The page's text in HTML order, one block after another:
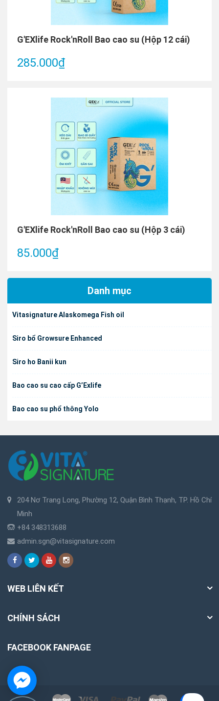
G'EXlife Rock'nRoll Bao cao su (Hộp 12 cái)
285.000₫
G'EXlife Rock'nRoll Bao cao su (Hộp 3 cái)
85.000₫
Danh mục
Vitasignature Alaskomega Fish oil
Siro bổ Growsure Enhanced
Siro ho Banii kun
Bao cao su cao cấp G’Exlife
Bao cao su phổ thông Yolo
204 Nơ Trang Long, Phường 12, Quận Bình Thạnh, TP. Hồ Chí
Minh
+84 348313688
admin.sgn@vitasignature.com
WEB LIÊN KẾT
CHÍNH SÁCH
FACEBOOK FANPAGE